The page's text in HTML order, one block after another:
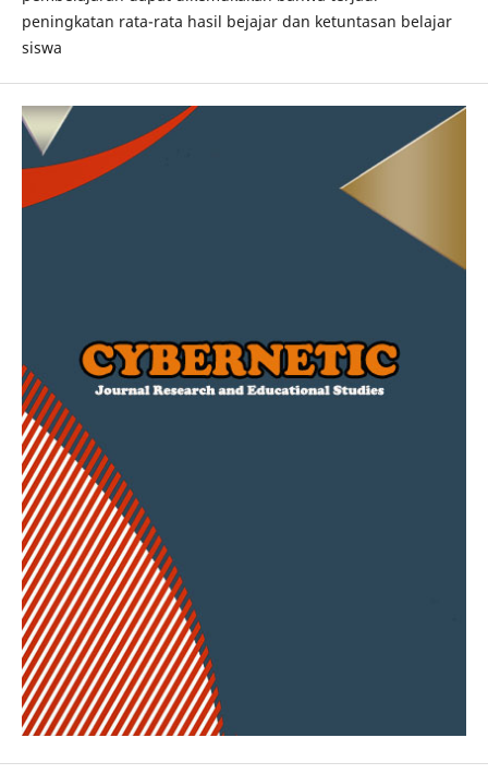
peningkatan rata-rata hasil bejajar dan ketuntasan belajar
siswa